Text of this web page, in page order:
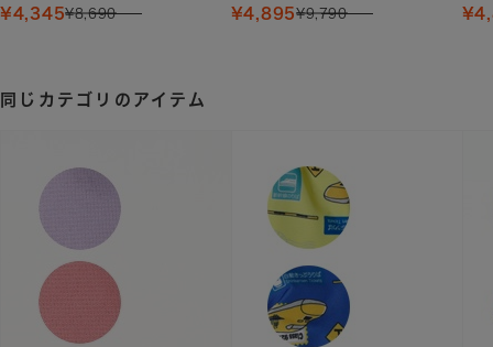
¥4,345¥8,690 ¥4,895¥9,790
同じカテゴリのアイテム